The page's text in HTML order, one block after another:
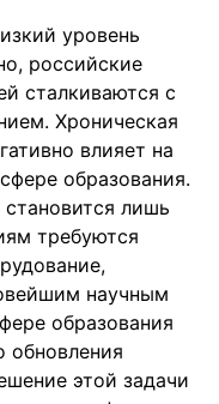
уровень
российские
сталкиваются с
Хроническая
влияет на
образования.
лишь
требуются
научным
образования
обновления
этой задачи